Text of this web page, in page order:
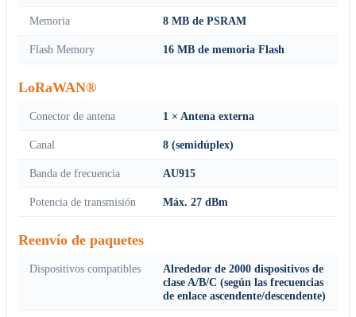
Memoria 8 MB de PSRAM
Flash Memory 16 MB de memoria Flash
LoRaWAN®
Conector de antena 1 × Antena externa
Canal 8 (semidúplex)
Banda de frecuencia AU915
Potencia de transmisión Máx. 27 dBm
Reenvío de paquetes
Dispositivos compatibles
Alrededor de 2000 dispositivos de
clase A/B/C (según las frecuencias
de enlace ascendente/descendente)